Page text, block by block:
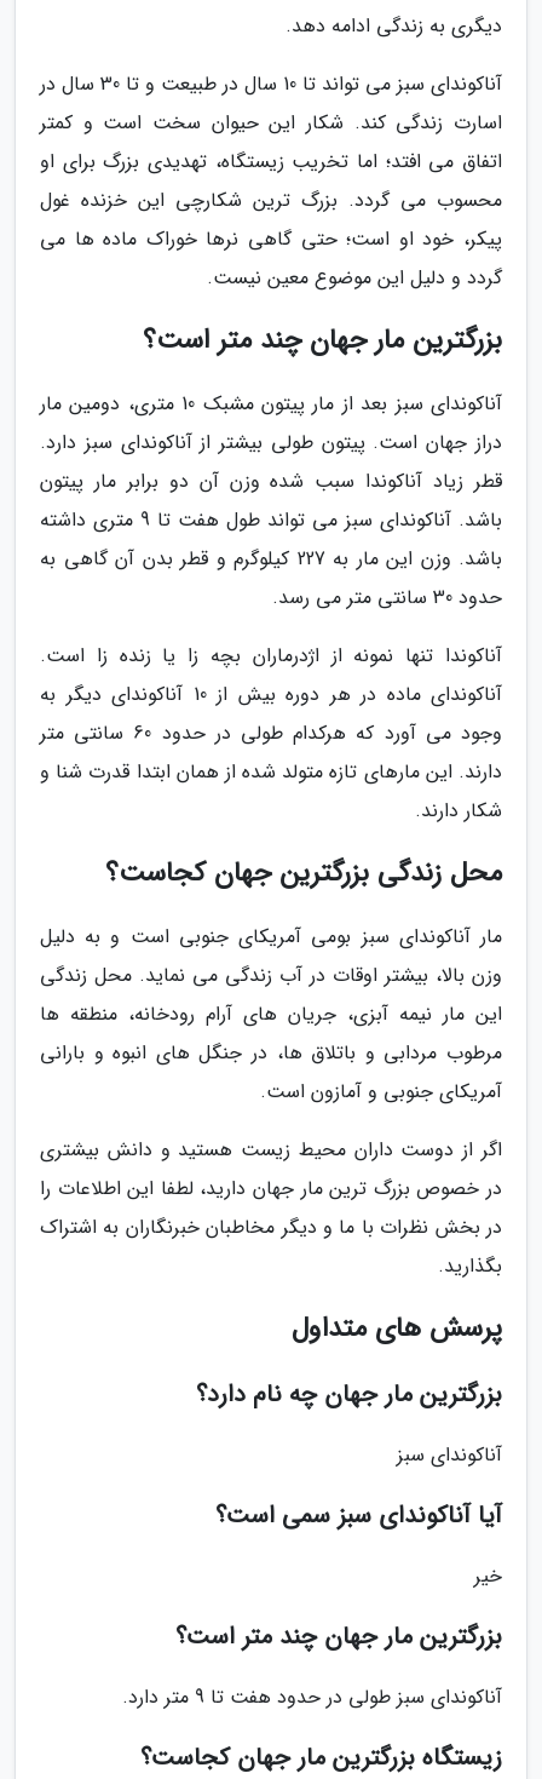
دیگری به زندگی ادامه دهد.
آناکوندای سبز می تواند تا 10 سال در طبیعت و تا 30 سال در
اسارت زندگی کند. شکار این حیوان سخت است و کمتر
اتفاق می افتد؛ اما تخریب زیستگاه، تهدیدی بزرگ برای او
محسوب می گردد. بزرگ ترین شکارچی این خزنده غول
پیکر، خود او است؛ حتی گاهی نرها خوراک ماده ها می
گردد و دلیل این موضوع معین نیست.
بزرگترین مار جهان چند متر است؟
آناکوندای سبز بعد از مار پیتون مشبک 10 متری، دومین مار
دراز جهان است. پیتون طولی بیشتر از آناکوندای سبز دارد.
قطر زیاد آناکوندا سبب شده وزن آن دو برابر مار پیتون
باشد. آناکوندای سبز می تواند طول هفت تا 9 متری داشته
باشد. وزن این مار به 227 کیلوگرم و قطر بدن آن گاهی به
حدود 30 سانتی متر می رسد.
آناکوندا تنها نمونه از اژدرماران بچه زا یا زنده زا است.
آناکوندای ماده در هر دوره بیش از 10 آناکوندای دیگر به
وجود می آورد که هرکدام طولی در حدود 60 سانتی متر
دارند. این مارهای تازه متولد شده از همان ابتدا قدرت شنا و
شکار دارند.
محل زندگی بزرگترین جهان کجاست؟
مار آناکوندای سبز بومی آمریکای جنوبی است و به دلیل
وزن بالا، بیشتر اوقات در آب زندگی می نماید. محل زندگی
این مار نیمه آبزی، جریان های آرام رودخانه، منطقه ها
مرطوب مردابی و باتلاق ها، در جنگل های انبوه و بارانی
آمریکای جنوبی و آمازون است.
اگر از دوست داران محیط زیست هستید و دانش بیشتری
در خصوص بزرگ ترین مار جهان دارید، لطفا این اطلاعات را
در بخش نظرات با ما و دیگر مخاطبان خبرنگاران به اشتراک
بگذارید.
پرسش های متداول
بزرگترین مار جهان چه نام دارد؟
آناکوندای سبز
آیا آناکوندای سبز سمی است؟
خیر
بزرگترین مار جهان چند متر است؟
آناکوندای سبز طولی در حدود هفت تا 9 متر دارد.
زیستگاه بزرگترین مار جهان کجاست؟